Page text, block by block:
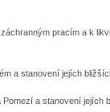
pracím a k
a stanovení jejích
a stanovení jejích